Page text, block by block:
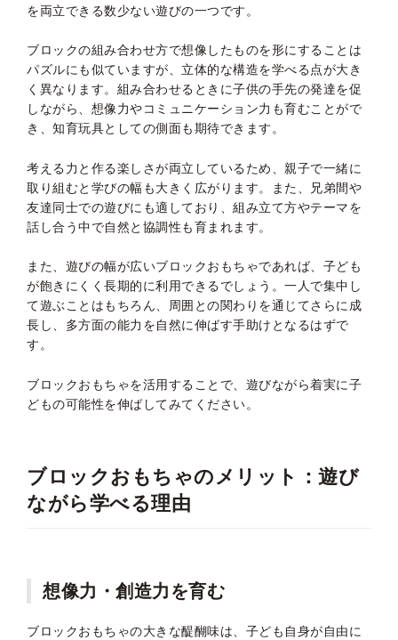
を両立できる数少ない遊びの一つです。
ブロックの組み合わせ方で想像したものを形にすることは
パズルにも似ていますが、立体的な構造を学べる点が大き
く異なります。組み合わせるときに子供の手先の発達を促
しながら、想像力やコミュニケーション力も育むことがで
き、知育玩具としての側面も期待できます。
考える力と作る楽しさが両立しているため、親子で一緒に
取り組むと学びの幅も大きく広がります。また、兄弟間や
友達同士での遊びにも適しており、組み立て方やテーマを
話し合う中で自然と協調性も育まれます。
また、遊びの幅が広いブロックおもちゃであれば、子ども
が飽きにくく長期的に利用できるでしょう。一人で集中し
て遊ぶことはもちろん、周囲との関わりを通じてさらに成
長し、多方面の能力を自然に伸ばす手助けとなるはずで
す。
ブロックおもちゃを活用することで、遊びながら着実に子
どもの可能性を伸ばしてみてください。
ブロックおもちゃのメリット：遊び
ながら学べる理由
想像力・創造力を育む
ブロックおもちゃの大きな醍醐味は、子ども自身が自由に